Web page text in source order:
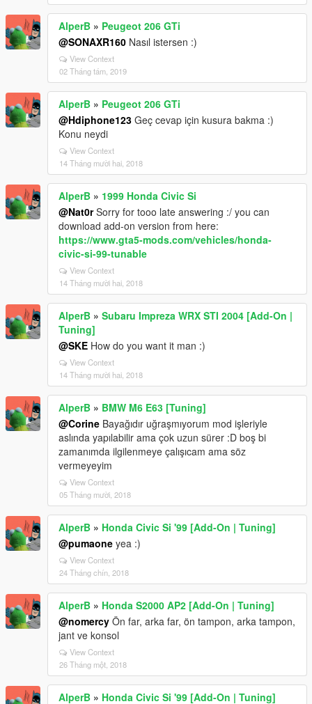
AlperB » Peugeot 206 GTi
@SONAXR160 Nasıl istersen :)
View Context
02 Tháng tám, 2019
AlperB » Peugeot 206 GTi
@Hdiphone123 Geç cevap için kusura bakma :)
Konu neydi
View Context
14 Tháng mười hai, 2018
AlperB » 1999 Honda Civic Si
@Nat0rSorry for tooo late answering :/ you can
download add-on version from here:
https://www.gta5-mods.com/vehicles/honda-
civic-si-99-tunable
View Context
14 Tháng mười hai, 2018
AlperB » Subaru Impreza WRX STI 2004 [Add-On |
Tuning]
@SKE How do you want it man :)
View Context
14 Tháng mười hai, 2018
AlperB » BMW M6 E63 [Tuning]
@Corine Bayağıdır uğraşmıyorum mod işleriyle
aslında yapılabilir ama çok uzun sürer :D boş bi
zamanımda ilgilenmeye çalışıcam ama söz
vermeyeyim
View Context
05 Tháng mười, 2018
AlperB » Honda Civic Si '99 [Add-On | Tuning]
@pumaone yea :)
View Context
24 Tháng chín, 2018
AlperB » Honda S2000 AP2 [Add-On | Tuning]
@nomercy Ön far, arka far, ön tampon, arka tampon,
jant ve konsol
View Context
26 Tháng một, 2018
AlperB » Honda Civic Si '99 [Add-On | Tuning]